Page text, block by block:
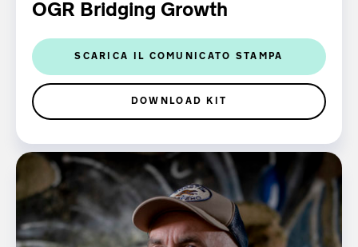
OGR Bridging Growth
SCARICA IL COMUNICATO STAMPA
DOWNLOAD KIT